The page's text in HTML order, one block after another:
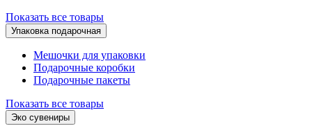
Показать все товары
Упаковка подарочная
Мешочки для упаковки
Подарочные коробки
Подарочные пакеты
Показать все товары
Эко сувениры